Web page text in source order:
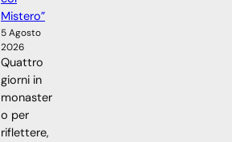
Mistero”
5 Agosto
2026
Quattro
giorni in
monaster
o per
riflettere,